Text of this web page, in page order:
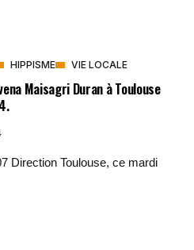
HIPPISME VIE LOCALE
Maisagri Duran à Toulouse
Direction Toulouse, ce mardi